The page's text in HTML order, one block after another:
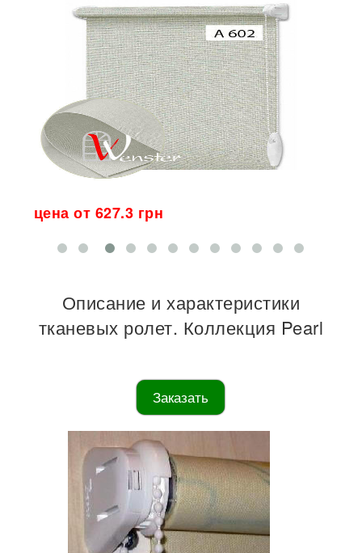
цена от 627.3 грн
Описание и характеристики
тканевых ролет. Коллекция Pearl
Заказать